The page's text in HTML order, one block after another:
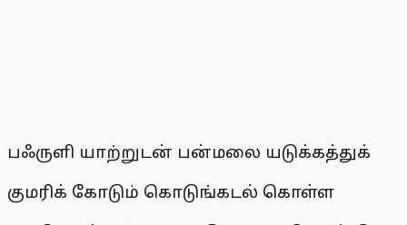
பஃருளி யாற்றுடன் பன்மலை யடுக்கத்துக்
குமரிக் கோடும் கொடுங்கடல் கொள்ள